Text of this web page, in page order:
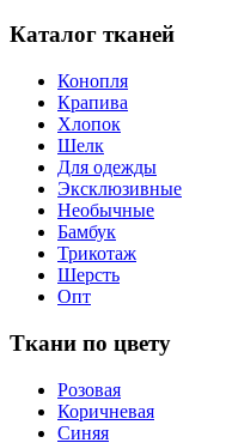
Каталог тканей
Конопля
Крапива
Хлопок
Шелк
Для одежды
Эксклюзивные
Необычные
Бамбук
Трикотаж
Шерсть
Опт
Ткани по цвету
Розовая
Коричневая
Синяя